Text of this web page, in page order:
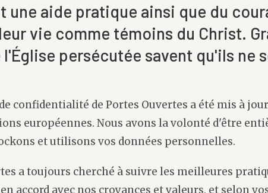
une aide pratique ainsi que du
vie comme témoins du Christ.
persécutée savent qu'ils ne
confidentialité de Portes Ouvertes a été mis à
européennes. Nous avons la volonté d'être
et utilisons vos données personnelles.
a toujours cherché à suivre les meilleures
accord avec nos croyances et valeurs, et selon